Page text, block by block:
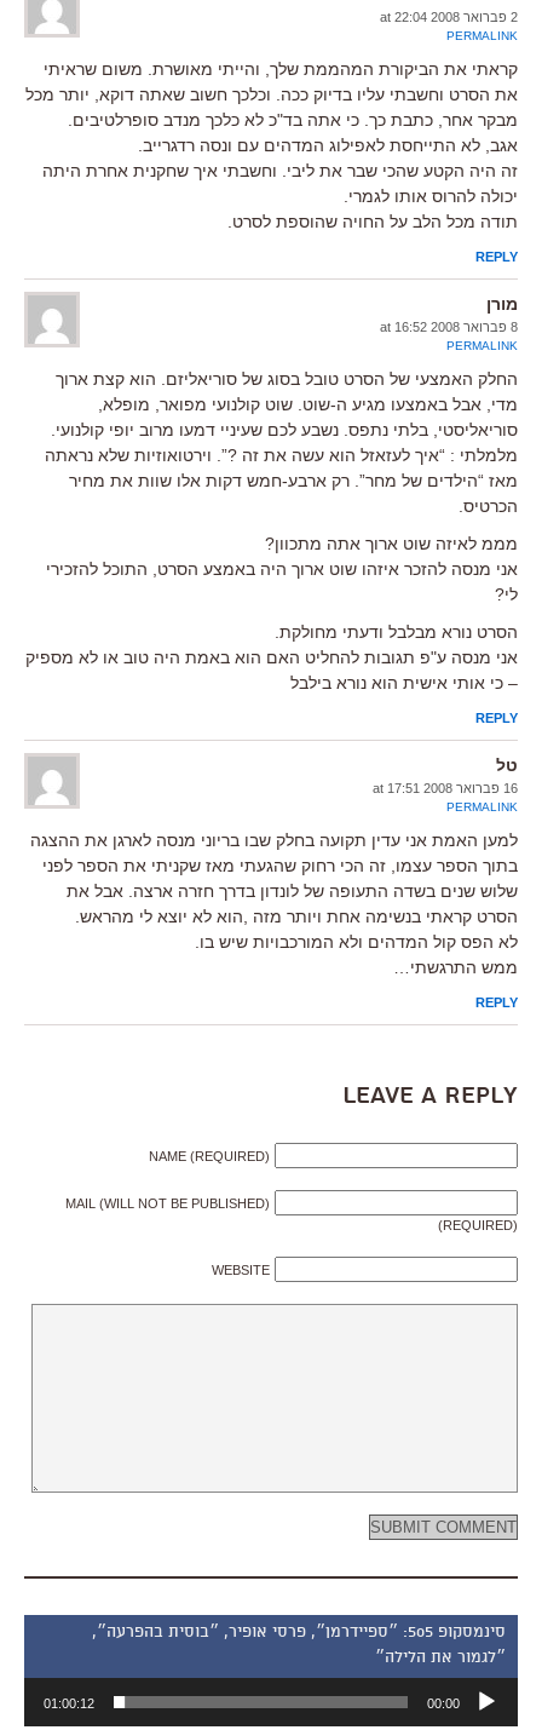
2 פברואר 2008 at 22:04
PERMALINK
קראתי את הביקורת המהממת שלך, והייתי מאושרת. משום שראיתי
את הסרט וחשבתי עליו בדיוק ככה. וכלכך חשוב שאתה דוקא, יותר מכל
מבקר אחר, כתבת כך. כי אתה בד"כ לא כלכך מנדב סופרלטיבים.
אגב, לא התייחסת לאפילוג המדהים עם ונסה רדגרייב.
זה היה הקטע שהכי שבר את ליבי. וחשבתי איך שחקנית אחרת היתה
יכולה להרוס אותו לגמרי.
תודה מכל הלב על החויה שהוספת לסרט.
REPLY
מורן
8 פברואר 2008 at 16:52
PERMALINK
החלק האמצעי של הסרט טובל בסוג של סוריאליזם. הוא קצת ארוך
מדי, אבל באמצעו מגיע ה-שוט. שוט קולנועי מפואר, מופלא,
סוריאליסטי, בלתי נתפס. נשבע לכם שעיניי דמעו מרוב יופי קולנועי.
מלמלתי : “איך לעזאזל הוא עשה את זה ?”. וירטואוזיות שלא נראתה
מאז “הילדים של מחר”. רק ארבע-חמש דקות אלו שוות את מחיר
הכרטיס.
מממ לאיזה שוט ארוך אתה מתכוון?
אני מנסה להזכר איזהו שוט ארוך היה באמצע הסרט, התוכל להזכירי
לי?
הסרט נורא מבלבל ודעתי מחולקת.
אני מנסה ע"פ תגובות להחליט האם הוא באמת היה טוב או לא מספיק
– כי אותי אישית הוא נורא בילבל
REPLY
טל
16 פברואר 2008 at 17:51
PERMALINK
למען האמת אני עדין תקועה בחלק שבו בריוני מנסה לארגן את ההצגה
בתוך הספר עצמו, זה הכי רחוק שהגעתי מאז שקניתי את הספר לפני
שלוש שנים בשדה התעופה של לונדון בדרך חזרה ארצה. אבל את
הסרט קראתי בנשימה אחת ויותר מזה ,הוא לא יוצא לי מהראש.
לא הפס קול המדהים ולא המורכבויות שיש בו.
ממש התרגשתי…
REPLY
Leave a Reply
NAME (REQUIRED)
MAIL (WILL NOT BE PUBLISHED)
(REQUIRED)
WEBSITE
סינמסקופ 505: ״ספיידרמן״, פרסי אופיר, ״בוסית בהפרעה״,
״לגמור את הלילה״
אודיו
00:00
01:00:12